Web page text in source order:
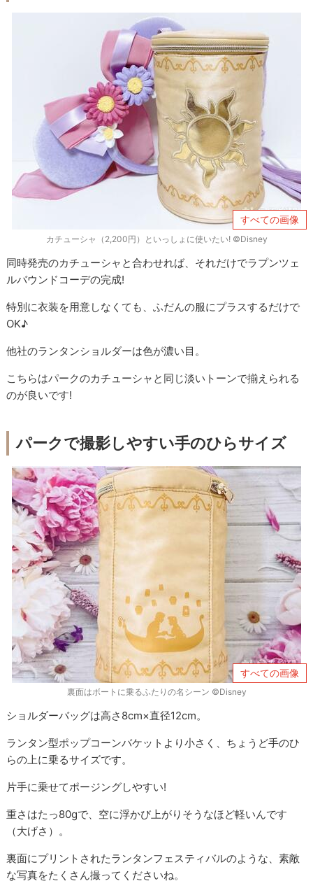
すべての画像
カチューシャ（2,200円）といっしょに使いたい! ©Disney
同時発売のカチューシャと合わせれば、それだけでラプンツェ
ルバウンドコーデの完成!
特別に衣装を用意しなくても、ふだんの服にプラスするだけで
OK♪
他社のランタンショルダーは色が濃い目。
こちらはパークのカチューシャと同じ淡いトーンで揃えられる
のが良いです!
パークで撮影しやすい手のひらサイズ
すべての画像
裏面はボートに乗るふたりの名シーン ©Disney
ショルダーバッグは高さ8cm×直径12cm。
ランタン型ポップコーンバケットより小さく、ちょうど手のひ
らの上に乗るサイズです。
片手に乗せてポージングしやすい!
重さはたっ80gで、空に浮かび上がりそうなほど軽いんです
（大げさ）。
裏面にプリントされたランタンフェスティバルのような、素敵
な写真をたくさん撮ってくださいね。